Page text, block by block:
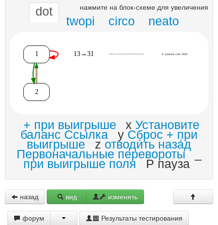
нажмите на блок-схеме для увеличения
dot
twopi circo neato
+ при выигрыше x Установите
баланс Ссылка y Сброс + при
выигрыше z отводи́ть наза́д
Первоначальные перевороты
при выигрыше поля P пауза
назад вид изменять
форум Результаты тестирования